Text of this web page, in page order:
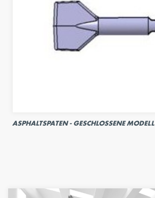
ASPHALTSPATEN - GESCHLOSSENE MODELL